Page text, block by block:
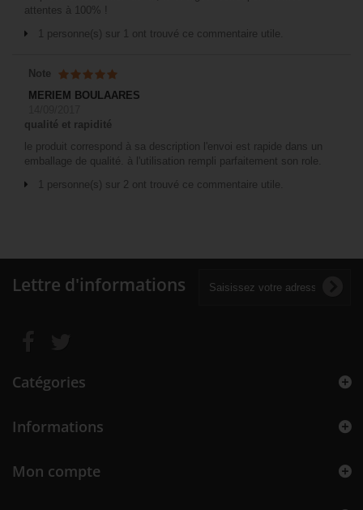
attentes à 100% !
1 personne(s) sur 1 ont trouvé ce commentaire utile.
Note
MERIEM BOULAARES
qualité et rapidité
le produit correspond à sa description l'envoi est rapide dans un
emballage de qualité. à l'utilisation rempli parfaitement son role.
1 personne(s) sur 2 ont trouvé ce commentaire utile.
Lettre d'informations
Catégories
Informations
Mon compte